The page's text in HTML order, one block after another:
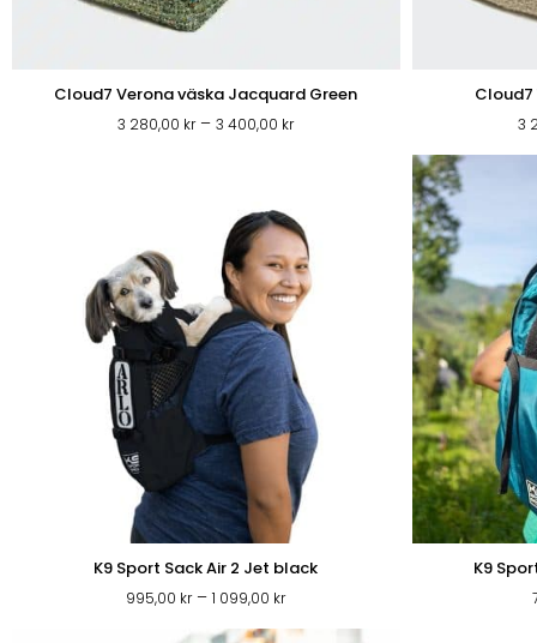
Cloud7 Verona väska Jacquard Green
3 280,00 kr – 3 400,00 krPrisintervall:
3
400,00 kr
Cloud7
3
K9 Sport Sack Air 2 Jet black
995,00 kr – 1 099,00 krPrisintervall:
K9